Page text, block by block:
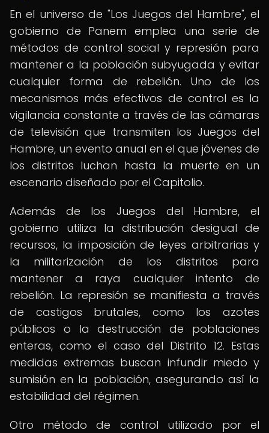
En el universo de "Los Juegos del Hambre", el
gobierno de Panem emplea una serie de
métodos de control social y represión para
mantener a la población subyugada y evitar
cualquier forma de rebelión. Uno de los
mecanismos más efectivos de control es la
vigilancia constante a través de las cámaras
de televisión que transmiten los Juegos del
Hambre, un evento anual en el que jóvenes de
los distritos luchan hasta la muerte en un
escenario diseñado por el Capitolio.
Además de los Juegos del Hambre, el
gobierno utiliza la distribución desigual de
recursos, la imposición de leyes arbitrarias y
la militarización de los distritos para
mantener a raya cualquier intento de
rebelión. La represión se manifiesta a través
de castigos brutales, como los azotes
públicos o la destrucción de poblaciones
enteras, como el caso del Distrito 12. Estas
medidas extremas buscan infundir miedo y
sumisión en la población, asegurando así la
estabilidad del régimen.
Otro método de control utilizado por el